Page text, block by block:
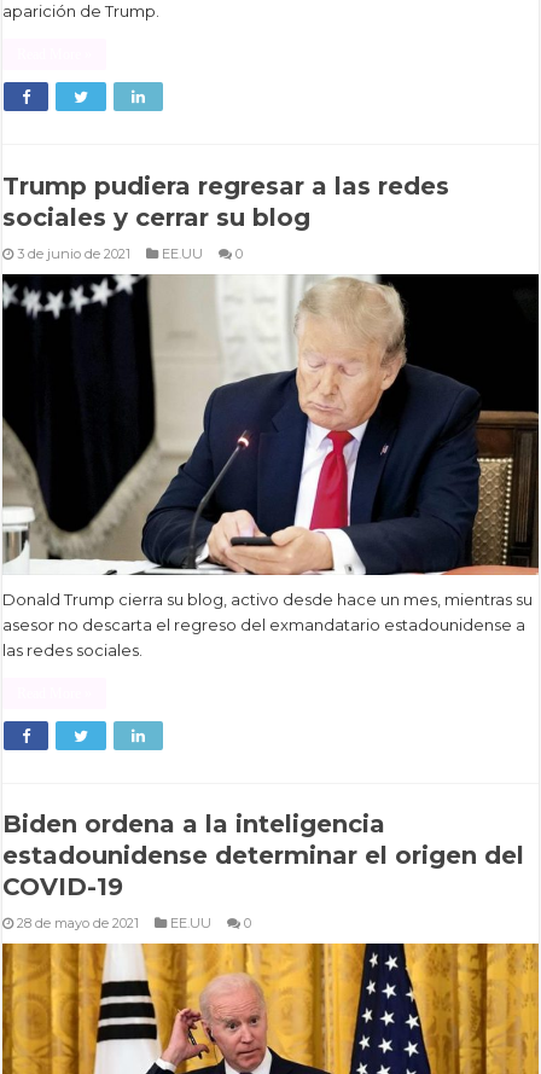
aparición de Trump.
Trump pudiera regresar a las redes
sociales y cerrar su blog
3 de junio de 2021 EE.UU 0
Donald Trump cierra su blog, activo desde hace un mes, mientras su
asesor no descarta el regreso del exmandatario estadounidense a
las redes sociales.
Biden ordena a la inteligencia
estadounidense determinar el origen del
COVID-19
28 de mayo de 2021 EE.UU 0